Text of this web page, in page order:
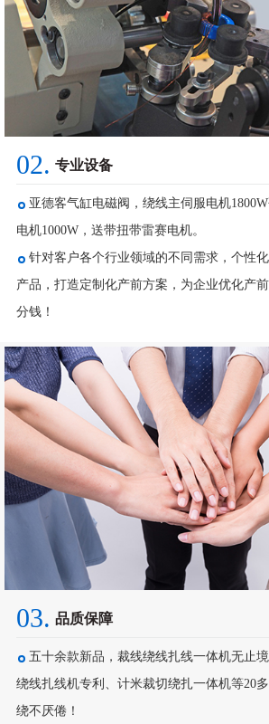
02. 专业设备
亚德客气缸电磁阀，绕线主伺服电机
电机1000W，送带扭带雷赛电机。
针对客户各个行业领域的不同需求，个性
产品，打造定制化产前方案，为企业优化产
分钱！
03. 品质保障
五十余款新品，裁线绕线扎线一体机无止
绕线扎线机专利、计米裁切绕扎一体机等20
绕不厌倦！